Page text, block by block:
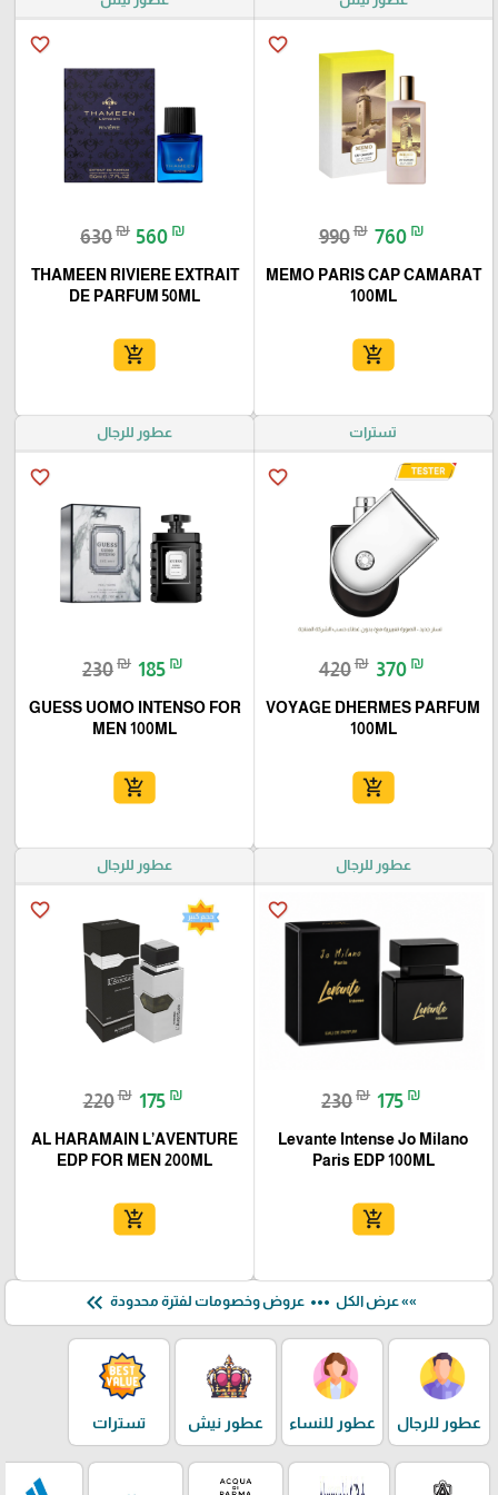
favorite_border
990₪ 760 ₪
MEMO PARIS CAP CAMARAT
100ML
add_shopping_cart
favorite_border
630₪ 560 ₪
THAMEEN RIVIERE EXTRAIT
DE PARFUM 50ML
add_shopping_cart
تسترات
favorite_border
420₪ 370 ₪
VOYAGE DHERMES PARFUM
100ML
add_shopping_cart
عطور للرجال
favorite_border
230₪ 185 ₪
GUESS UOMO INTENSO FOR
MEN 100ML
add_shopping_cart
عطور للرجال
favorite_border
230₪ 175 ₪
Levante Intense Jo Milano
Paris EDP 100ML
add_shopping_cart
عطور للرجال
favorite_border
220₪ 175 ₪
AL HARAMAIN L’AVENTURE
EDP FOR MEN 200ML
add_shopping_cart
»» عرض الكل more_horiz عروض وخصومات لفترة محدودة keyboard_double_arrow_left
عطور للرجال عطور للنساء عطور نيش تسترات